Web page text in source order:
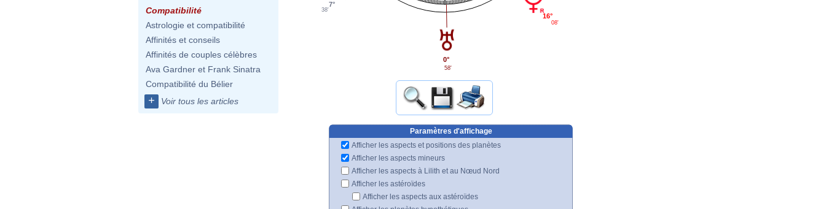
Compatibilité
Astrologie et compatibilité
Affinités et conseils
Affinités de couples célèbres
Ava Gardner et Frank Sinatra
Compatibilité du Bélier
+ Voir tous les articles
7°
38'
0°
58'
16°
08'
Paramètres d'affichage
Afficher les aspects et positions des planètes
Afficher les aspects mineurs
Afficher les aspects à Lilith et au Nœud Nord
Afficher les astéroïdes
Afficher les aspects aux astéroïdes